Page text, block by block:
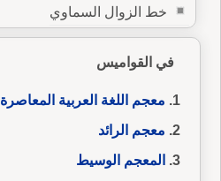
خط الزوال السماوي
في القواميس
معجم اللغة العربية المعاصرة
معجم الرائد
المعجم الوسيط